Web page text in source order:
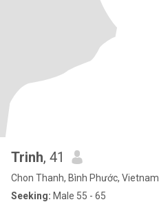
Trinh, 41
Chon Thanh, Bình Phước, Vietnam
Seeking: Male 55 - 65